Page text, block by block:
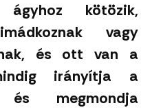
kötözik,
vagy
és ott van a
irányítja a
és megmondja